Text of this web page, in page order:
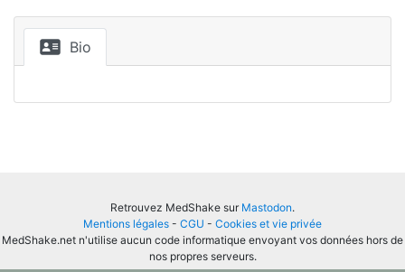
Bio
Retrouvez MedShake sur Mastodon.
Mentions légales - CGU - Cookies et vie privée
MedShake.net n'utilise aucun code informatique envoyant vos données hors de
nos propres serveurs.